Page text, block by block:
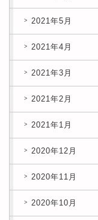
2021年5月
2021年4月
2021年3月
2021年2月
2021年1月
2020年12月
2020年11月
2020年10月